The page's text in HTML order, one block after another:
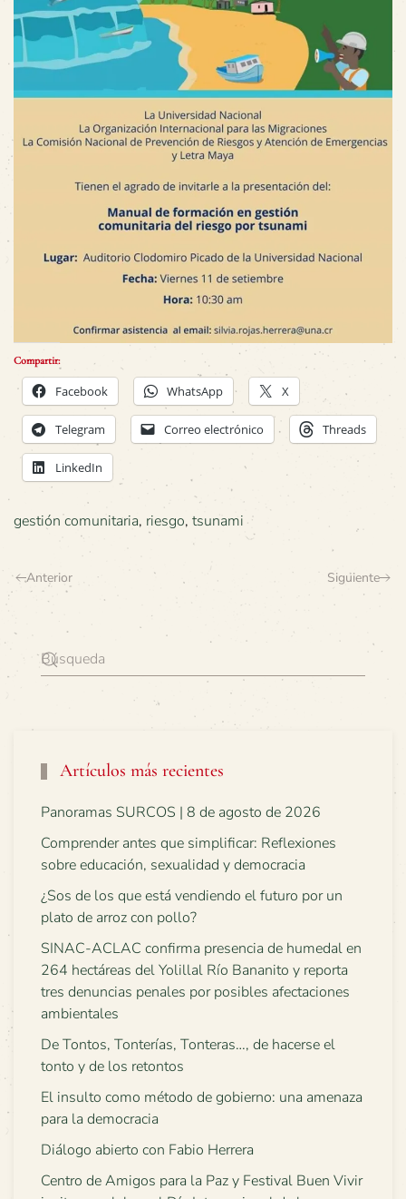
Compartir:
Facebook WhatsApp X
Telegram Correo electrónico Threads
LinkedIn
gestión comunitaria, riesgo, tsunami
Anterior Siguiente
Artículos más recientes
Panoramas SURCOS | 8 de agosto de 2026
Comprender antes que simplificar: Reflexiones
sobre educación, sexualidad y democracia
¿Sos de los que está vendiendo el futuro por un
plato de arroz con pollo?
SINAC-ACLAC confirma presencia de humedal en
264 hectáreas del Yolillal Río Bananito y reporta
tres denuncias penales por posibles afectaciones
ambientales
De Tontos, Tonterías, Tonteras…, de hacerse el
tonto y de los retontos
El insulto como método de gobierno: una amenaza
para la democracia
Diálogo abierto con Fabio Herrera
Centro de Amigos para la Paz y Festival Buen Vivir